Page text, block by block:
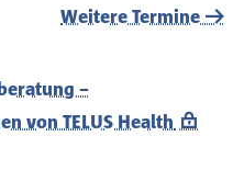
Weitere Termine
–
von TELUS Health